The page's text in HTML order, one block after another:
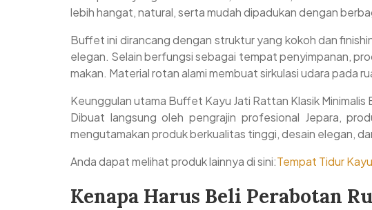
lebih hangat, natural, serta mudah dipadukan dengan
Buffet ini dirancang dengan struktur yang kokoh dan
elegan. Selain berfungsi sebagai tempat penyimpanan,
makan. Material rotan alami membuat sirkulasi udara pada
Keunggulan utama Buffet Kayu Jati Rattan Klasik
Dibuat langsung oleh pengrajin profesional Jepara,
mengutamakan produk berkualitas tinggi, desain elegan,
Anda dapat melihat produk lainnya di sini:Tempat Tidur
Kenapa Harus Beli Perabotan